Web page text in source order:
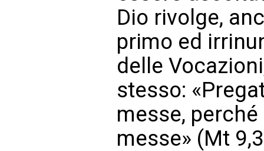
Dio rivolge,
primo ed
delle
stesso:
messe,
messe» (Mt